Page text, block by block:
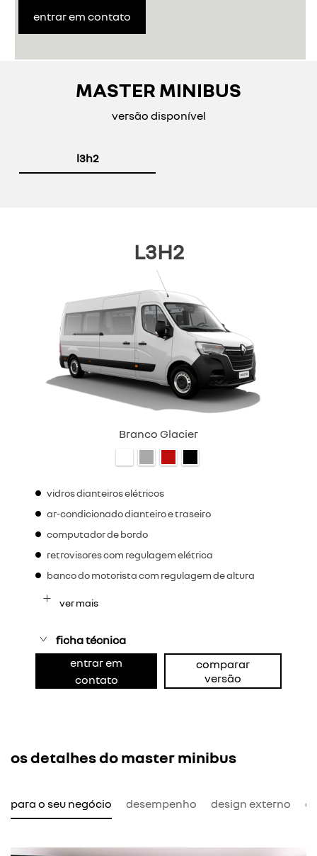
entrar em contato
MASTER MINIBUS
versão disponível
l3h2
L3H2
Branco Glacier
vidros dianteiros elétricos
ar-condicionado dianteiro e traseiro
computador de bordo
retrovisores com regulagem elétrica
banco do motorista com regulagem de altura
ver mais
ficha técnica
entrar em
contato
comparar
versão
os detalhes do master minibus
para o seu negócio desempenho design externo